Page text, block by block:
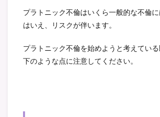
プラトニック不倫はいくら一般的な不倫
はいえ、リスクが伴います。
プラトニック不倫を始めようと考えてい
下のような点に注意してください。